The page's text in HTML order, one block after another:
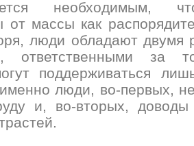
от массы как
люди обладают двумя
ответственными за
поддерживаться
люди, во-первых,
и, во-вторых, доводы